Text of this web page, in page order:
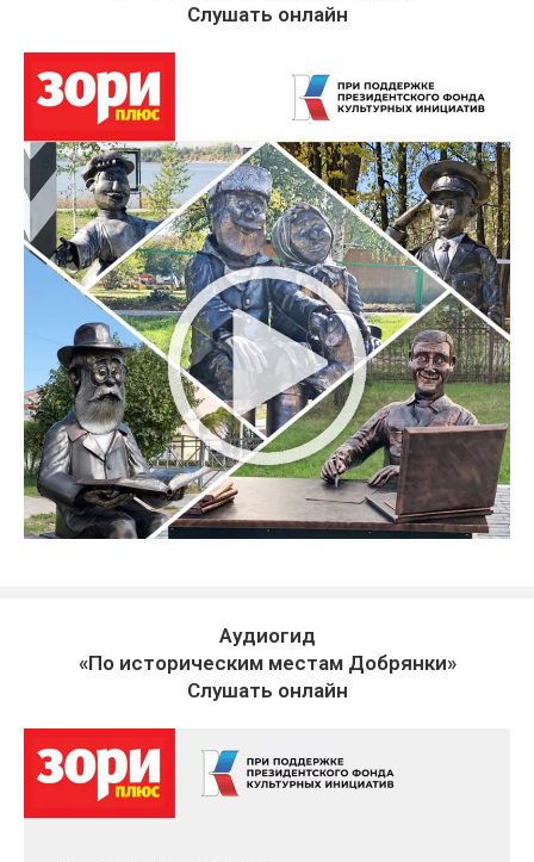
Слушать онлайн
Аудиогид
«По историческим местам Добрянки»
Слушать онлайн